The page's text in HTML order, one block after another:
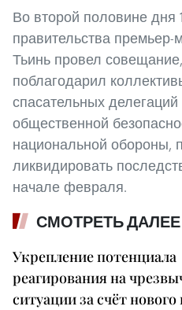
Во второй половине дня
правительства
Тьинь провел
поблагодарил
спасательных
общественной
национальной обороны,
ликвидировать
начале февраля.
СМОТРЕТЬ ДАЛЕЕ
Укрепление потенциала
реагирования на
ситуации за счёт